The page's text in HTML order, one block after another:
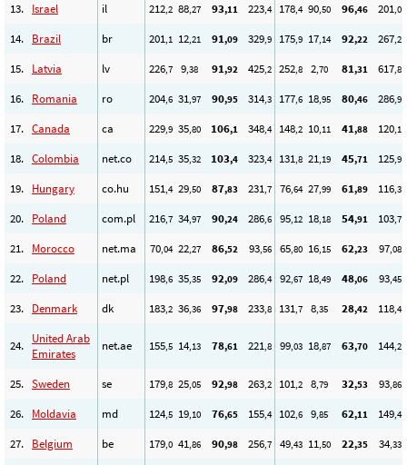
13. Israel il 212,2 88,27 93,11 223,4 178,4 90,50 96,46 201,0
14. Brazil br 201,1 12,21 91,09 329,9 175,9 17,14 92,22 267,2
15. Latvia lv 226,7 9,38 91,92 425,2 252,8 2,70 81,31 617,8
16. Romania ro 204,6 31,97 90,95 314,3 177,6 18,95 80,46 286,9
17. Canada ca 229,9 35,80 106,1 348,4 148,2 10,11 41,88 120,1
18. Colombia net.co 214,5 35,32 103,4 323,4 131,8 21,19 45,71 125,9
19. Hungary co.hu 151,4 29,50 87,83 231,7 76,64 27,99 61,89 116,3
20. Poland com.pl 216,7 34,97 90,24 286,6 95,12 18,18 54,91 103,7
21. Morocco net.ma 70,04 22,27 86,52 93,56 65,80 16,15 62,23 97,08
22. Poland net.pl 198,6 35,35 92,09 286,4 92,67 18,49 48,06 93,45
23. Denmark dk 183,2 36,36 97,98 233,8 131,7 8,35 28,42 118,4
24. United Arab
Emirates
net.ae 155,5 14,13 78,61 221,8 99,03 18,87 63,70 144,2
25. Sweden se 179,8 25,05 92,98 263,2 101,2 8,79 32,53 93,86
26. Moldavia md 124,5 19,10 76,65 155,4 102,6 9,85 62,11 149,4
27. Belgium be 179,0 41,86 90,98 256,7 49,43 11,50 22,35 34,33